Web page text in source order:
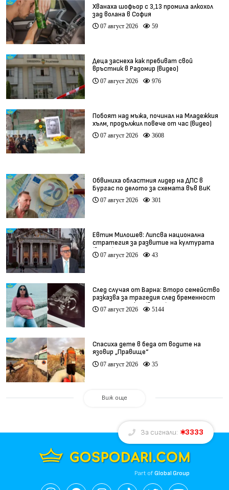
Хванаха шофьор с 3,13 промила алкохол
зад волана в София
07 август 2026 59
Деца заснеха как пребиват свой
връстник в Радомир (видео)
07 август 2026 976
Побоят над мъжа, починал на Младежкия
хълм, продължил повече от час (видео)
07 август 2026 3608
Обвиниха областния лидер на ДПС в
Бургас по делото за схемата във ВиК
07 август 2026 301
Евтим Милошев: Липсва национална
стратегия за развитие на културата
(видео)
07 август 2026 43
След случая от Варна: Второ семейство
разказва за трагедия след бременност
при същия лекар (видео)
07 август 2026 5144
Спасиха дете в беда от водите на
язовир „Правище“
07 август 2026 35
Виж още
За сигнали: 3333
Part ofGlobal Group